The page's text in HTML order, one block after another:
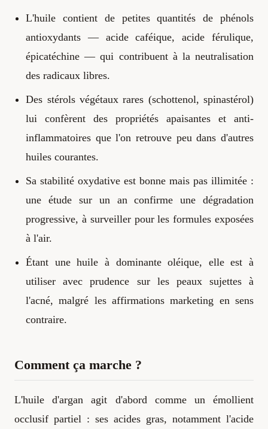
L'huile contient de petites quantités de phénols
antioxydants — acide caféique, acide férulique,
épicatéchine — qui contribuent à la neutralisation
des radicaux libres.
Des stérols végétaux rares (schottenol, spinastérol)
lui confèrent des propriétés apaisantes et anti-
inflammatoires que l'on retrouve peu dans d'autres
huiles courantes.
Sa stabilité oxydative est bonne mais pas illimitée :
une étude sur un an confirme une dégradation
progressive, à surveiller pour les formules exposées
à l'air.
Étant une huile à dominante oléique, elle est à
utiliser avec prudence sur les peaux sujettes à
l'acné, malgré les affirmations marketing en sens
contraire.
Comment ça marche ?
L'huile d'argan agit d'abord comme un émollient
occlusif partiel : ses acides gras, notamment l'acide